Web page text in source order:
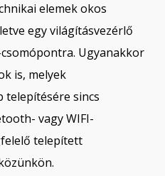
elemek okos
egy világításvezérlő
Ugyanakkor
is, melyek
telepítésére sincs
vagy WIFI-
telepített